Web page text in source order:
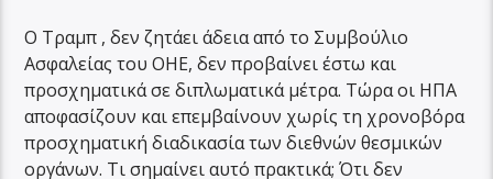
Ο Τραμπ , δεν ζητάει άδεια από το Συμβούλιο
Ασφαλείας του ΟΗΕ, δεν προβαίνει έστω και
προσχηματικά σε διπλωματικά μέτρα. Τώρα οι ΗΠΑ
αποφασίζουν και επεμβαίνουν χωρίς τη χρονοβόρα
προσχηματική διαδικασία των διεθνών θεσμικών
οργάνων. Τι σημαίνει αυτό πρακτικά; Ότι δεν